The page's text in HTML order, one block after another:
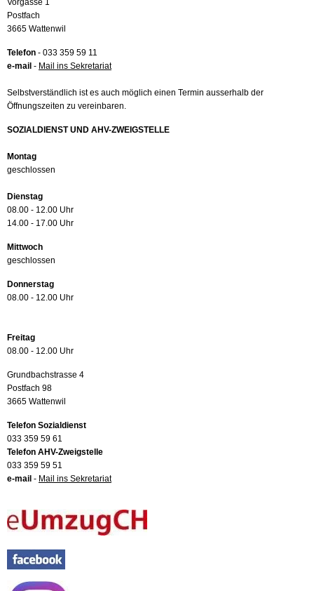
Vorgasse 1
Postfach
3665 Wattenwil
Telefon - 033 359 59 11
e-mail - Mail ins Sekretariat
Selbstverständlich ist es auch möglich einen Termin ausserhalb der
Öffnungszeiten zu vereinbaren.
SOZIALDIENST UND AHV-ZWEIGSTELLE
Montag
geschlossen
Dienstag
08.00 - 12.00 Uhr
14.00 - 17.00 Uhr
Mittwoch
geschlossen
Donnerstag
08.00 - 12.00 Uhr
Freitag
08.00 - 12.00 Uhr
Grundbachstrasse 4
Postfach 98
3665 Wattenwil
Telefon Sozialdienst
033 359 59 61
Telefon AHV-Zweigstelle
033 359 59 51
e-mail - Mail ins Sekretariat